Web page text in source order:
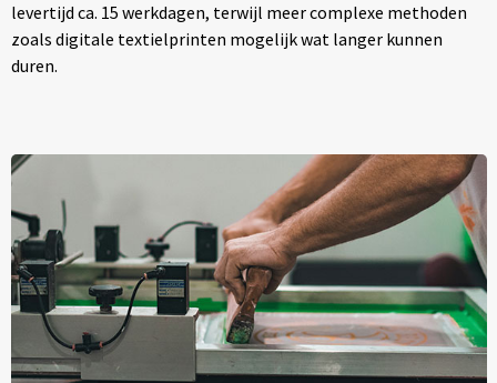
levertijd ca. 15 werkdagen, terwijl meer complexe methoden
zoals digitale textielprinten mogelijk wat langer kunnen
duren.